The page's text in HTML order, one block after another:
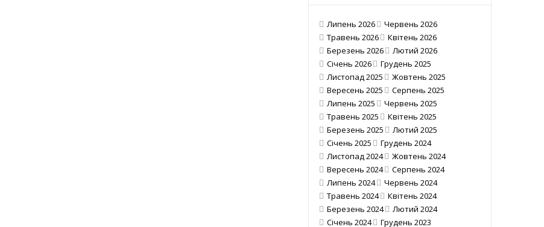
Липень 2026
Червень 2026
Травень 2026
Квітень 2026
Березень 2026
Лютий 2026
Січень 2026
Грудень 2025
Листопад 2025
Жовтень 2025
Вересень 2025
Серпень 2025
Липень 2025
Червень 2025
Травень 2025
Квітень 2025
Березень 2025
Лютий 2025
Січень 2025
Грудень 2024
Листопад 2024
Жовтень 2024
Вересень 2024
Серпень 2024
Липень 2024
Червень 2024
Травень 2024
Квітень 2024
Березень 2024
Лютий 2024
Січень 2024
Грудень 2023